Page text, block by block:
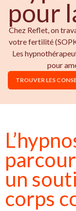
pour
Chez Reflet, on
votre fertilité
Les
pour
TROUVER LES
un
corps